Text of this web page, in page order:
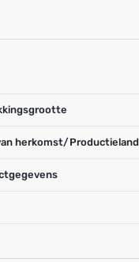
herkomst/Productieland